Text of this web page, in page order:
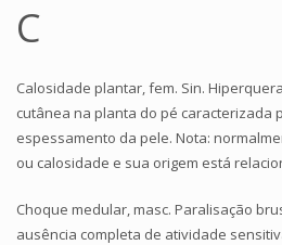
C
Calosidade plantar, fem. Sin.
cutânea na planta do pé caracterizada
espessamento da pele. Nota:
ou calosidade e sua origem está
Choque medular, masc. Paralisação
ausência completa de atividade